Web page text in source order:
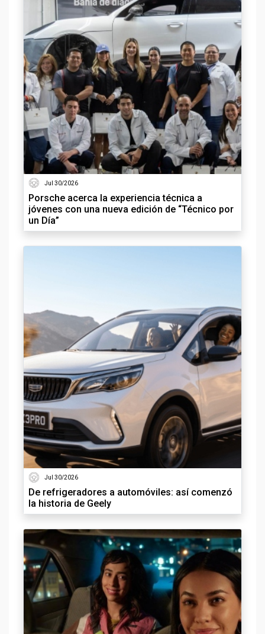
Jul 30/2026
Porsche acerca la experiencia técnica a
jóvenes con una nueva edición de “Técnico por
un Día”
Jul 30/2026
De refrigeradores a automóviles: así comenzó
la historia de Geely